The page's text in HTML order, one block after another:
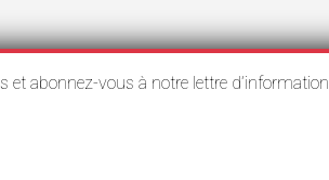
et abonnez-vous à notre lettre d’information